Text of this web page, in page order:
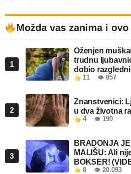
Možda vas zanima i ovo
1
Oženjen
trudnu
dobio
kada je
11 👁 857
2
Znanstvenici:
u dva životna
4 👁 190
3
BRADONJA
MALIŠU: Ali
BOKSER!
8 👁 20.093